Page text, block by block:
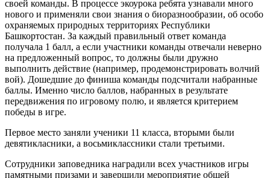
своей команды. В процессе экоурока ребята узнавали много
нового и применяли свои знания о биоразнообразии, об особо
охраняемых природных территориях Республики
Башкортостан. За каждый правильный ответ команда
получала 1 балл, а если участники команды отвечали неверно
на предложенный вопрос, то должны были дружно
выполнить действие (например, продемонстрировать волчий
вой). Дошедшие до финиша команды подсчитали набранные
баллы. Именно число баллов, набранных в результате
передвижения по игровому полю, и является критерием
победы в игре.
Первое место заняли ученики 11 класса, вторыми были
девятикласники, а восьмиклассники стали третьими.
Сотрудники заповедника наградили всех участников игры
памятными призами и завершили мероприятие общей